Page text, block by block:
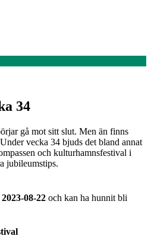
34
gå mot sitt slut. Men än finns
vecka 34 bjuds det bland annat
och kulturhamnsfestival i
jubileumstips.
2023-08-22 och kan ha hunnit bli